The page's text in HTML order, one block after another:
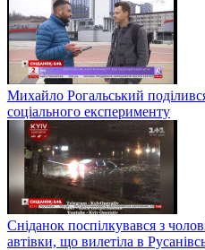
Михайло Рогальський
соціального експерименту
Сніданок поспілкувався з
автівки, що вилетіла в